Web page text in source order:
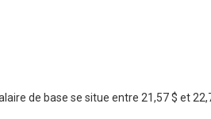
de base se situe entre 21,57 $ et